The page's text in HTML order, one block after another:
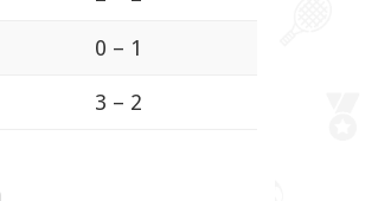
0 – 1
3 – 2